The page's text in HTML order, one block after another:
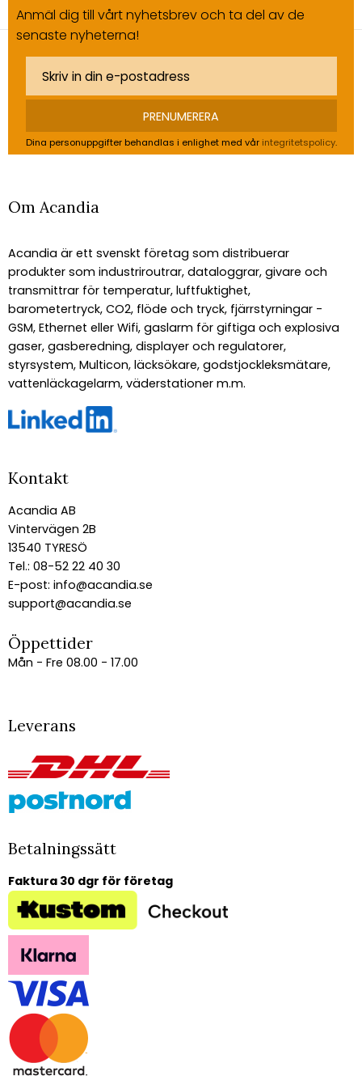
Anmäl dig till vårt nyhetsbrev och ta del av de
senaste nyheterna!
PRENUMERERA
Dina personuppgifter behandlas i enlighet med vår integritetspolicy.
Om Acandia
Acandia är ett svenskt företag som distribuerar
produkter som industriroutrar, dataloggrar, givare och
transmittrar för temperatur, luftfuktighet,
barometertryck, CO2, flöde och tryck, fjärrstyrningar -
GSM, Ethernet eller Wifi, gaslarm för giftiga och explosiva
gaser, gasberedning, displayer och regulatorer,
styrsystem, Multicon, läcksökare, godstjockleksmätare,
vattenläckagelarm, väderstationer m.m.
Kontakt
Acandia AB
Vintervägen 2B
13540 TYRESÖ
Tel.: 08-52 22 40 30
E-post: info@acandia.se
support@acandia.se
Öppettider
Mån - Fre 08.00 - 17.00
Leverans
Betalningssätt
Faktura 30 dgr för företag